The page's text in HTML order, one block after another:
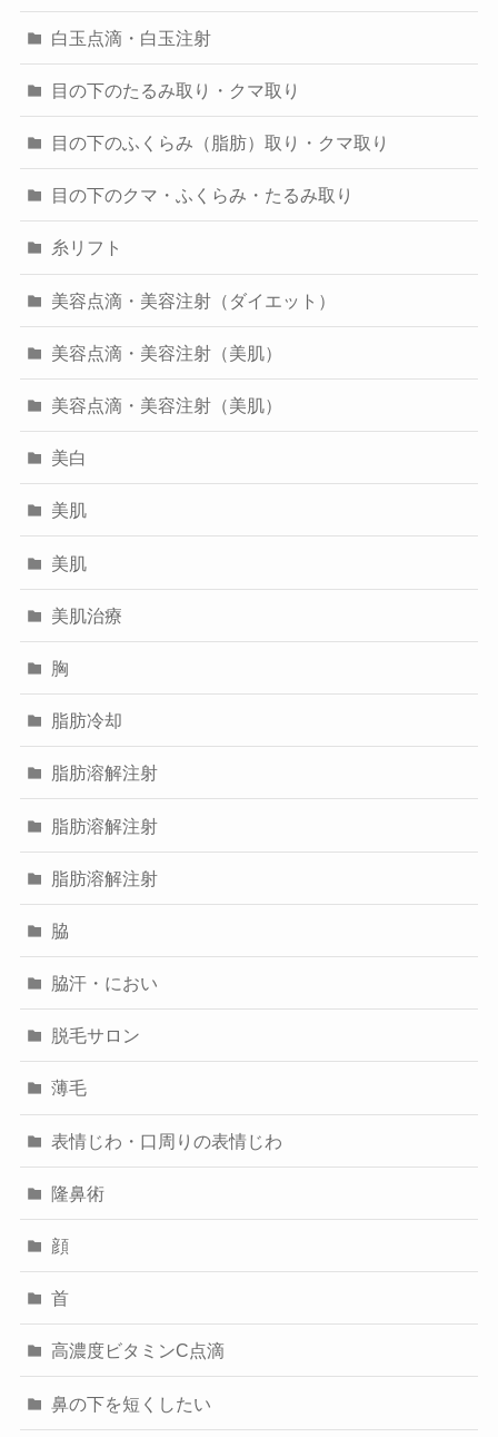
白玉点滴・白玉注射
目の下のたるみ取り・クマ取り
目の下のふくらみ（脂肪）取り・クマ取り
目の下のクマ・ふくらみ・たるみ取り
糸リフト
美容点滴・美容注射（ダイエット）
美容点滴・美容注射（美肌）
美容点滴・美容注射（美肌）
美白
美肌
美肌
美肌治療
胸
脂肪冷却
脂肪溶解注射
脂肪溶解注射
脂肪溶解注射
脇
脇汗・におい
脱毛サロン
薄毛
表情じわ・口周りの表情じわ
隆鼻術
顔
首
高濃度ビタミンC点滴
鼻の下を短くしたい